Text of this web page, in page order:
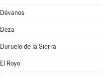
Dévanos
Deza
Duruelo de la Sierra
El Royo